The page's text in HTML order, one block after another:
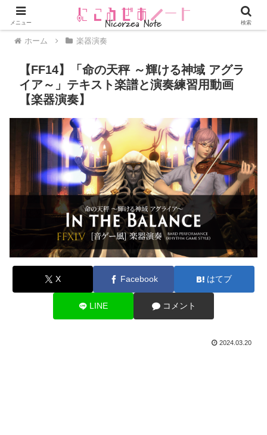
ホーム 楽器演奏
【FF14】「命の天秤 ～輝ける神域 アグラ
イア～」テキスト楽譜と演奏練習用動画
【楽器演奏】
X Facebook はてブ
LINE コメント
2024.03.20
メニュー 検索